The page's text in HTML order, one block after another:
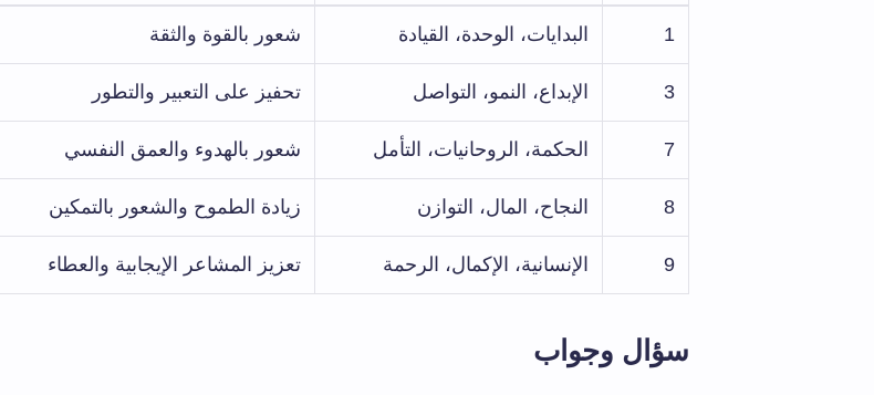
1 البدايات، الوحدة، القيادة شعور بالقوة والثقة
3 الإبداع، النمو، التواصل تحفيز على التعبير والتطور
7 الحكمة، الروحانيات، التأمل شعور بالهدوء والعمق النفسي
8 النجاح، المال، التوازن زيادة الطموح والشعور بالتمكين
9 الإنسانية، الإكمال، الرحمة تعزيز المشاعر الإيجابية والعطاء
سؤال وجواب